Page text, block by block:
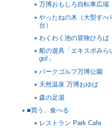
万博おもしろ自転車広場
やったねの木（大型すべ
台）
わくわく池の冒険ひろば
船の遊具「エキスポみら
go!」
パークゴルフ万博公園
天然温泉 万博おゆば
森の足湯
■買う、食べる
レストラン Park Cafe